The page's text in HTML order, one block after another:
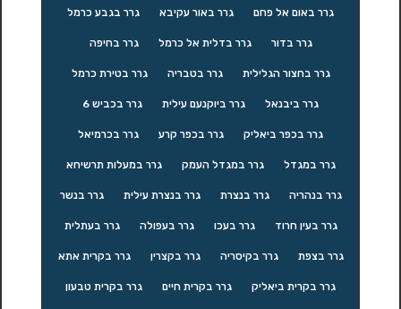
גרר באום אל פחם גרר באור עקיבא גרר בגבע כרמל
גרר בדור גרר בדלית אל כרמל גרר בחיפה
גרר בחצור הגלילית גרר בטבריה גרר בטירת כרמל
גרר ביבנאל גרר ביוקנעם עילית גרר בכביש 6
גרר בכפר ביאליק גרר בכפר קרע גרר בכרמיאל
גרר במגדל גרר במגדל העמק גרר במעלות תרשיחא
גרר בנהריה גרר בנצרת גרר בנצרת עילית גרר בנשר
גרר בעין חרוד גרר בעכו גרר בעפולה גרר בעתלית
גרר בצפת גרר בקיסריה גרר בקצרין גרר בקרית אתא
גרר בקרית ביאליק גרר בקרית חיים גרר בקרית טבעון